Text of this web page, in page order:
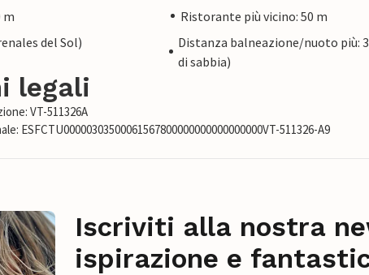
m
Ristorante più vicino: 50 m
del Sol)
Distanza balneazione/nuoto più:
di sabbia)
legali
VT-511326A
ESFCTU00000303500061567800000000000000000VT-511326-A9
Iscriviti alla nostra
ispirazione e